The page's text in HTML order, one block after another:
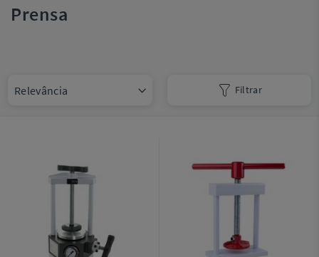
Henry Schein
Você está
Software
Odontológico
Prensa
Filtrar